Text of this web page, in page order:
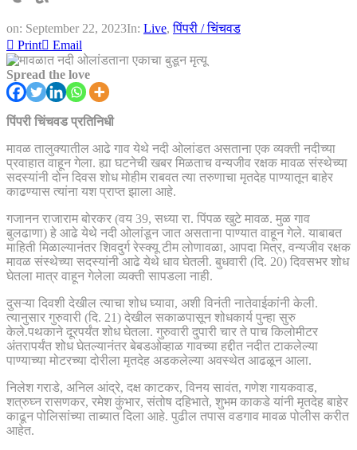
on: September 22, 2023In: Live,पिंपरी / चिंचवड
Print
Email
Spread the love
पिंपरी चिंचवड प्रतिनिधी
मावळ तालुक्यातील आढे गाव येथे नदी ओलांडत असताना एक व्यक्ती नदीच्या
प्रवाहात वाहून गेला. ह्या घटनेची खबर मिळताच वन्यजीव रक्षक मावळ संस्थेच्या
सदस्यांनी दोन दिवस शोध मोहीम राबवत त्या तरुणाचा मृतदेह पाण्यातून बाहेर
काढण्यास त्यांना यश प्राप्त झाला आहे.
गजानन राजाराम बोरकर (वय 39, सध्या रा. पिंपळ खुटे मावळ. मुळ गाव
बुलढाणा) हे आढे येथे नदी ओलांडून जात असताना पाण्यात वाहून गेले. याबाबत
माहिती मिळाल्यानंतर शिवदुर्ग रेस्क्यू टीम लोणावळा, आपदा मित्र, वन्यजीव रक्षक
मावळ संस्थेच्या सदस्यांनी आढे येथे धाव घेतली. बुधवारी (दि. 20) दिवसभर शोध
घेतला मात्र वाहून गेलेला व्यक्ती सापडला नाही.
दुसऱ्या दिवशी देखील त्याचा शोध घ्यावा, अशी विनंती नातेवाईकांनी केली.
त्यानुसार गुरुवारी (दि. 21) देखील सकाळपासून शोधकार्य पुन्हा सुरु
केले.पथकाने दूरपर्यंत शोध घेतला. गुरुवारी दुपारी चार ते पाच किलोमीटर
अंतरापर्यंत शोध घेतल्यानंतर बेबडओव्हाळ गावच्या हद्दीत नदीत टाकलेल्या
पाण्याच्या मोटरच्या दोरीला मृतदेह अडकलेल्या अवस्थेत आढळून आला.
निलेश गराडे, अनिल आंद्रे, दक्ष काटकर, विनय सावंत, गणेश गायकवाड,
शत्रुघ्न रासणकर, रमेश कुंभार, संतोष दहिभाते, शुभम काकडे यांनी मृतदेह बाहेर
काढून पोलिसांच्या ताब्यात दिला आहे. पुढील तपास वडगाव मावळ पोलीस करीत
आहेत.